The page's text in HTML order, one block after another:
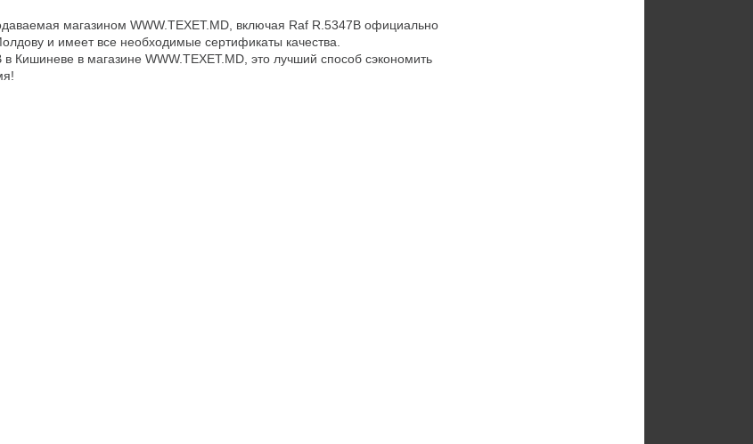
магазином WWW.TEXET.MD, включая Raf R.5347B официально
и имеет все необходимые сертификаты качества.
в Кишиневе в магазине WWW.TEXET.MD, это лучший способ сэкономить